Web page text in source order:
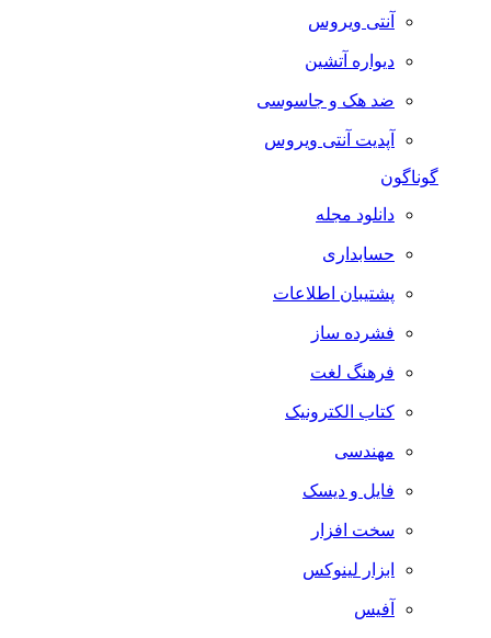
آنتی ویروس
دیواره آتشین
ضد هک و جاسوسی
آپدیت آنتی ویروس
گوناگون
دانلود مجله
حسابداری
پشتیبان اطلاعات
فشرده ساز
فرهنگ لغت
کتاب الکترونیک
مهندسی
فایل و دیسک
سخت افزار
ابزار لینوکس
آفیس